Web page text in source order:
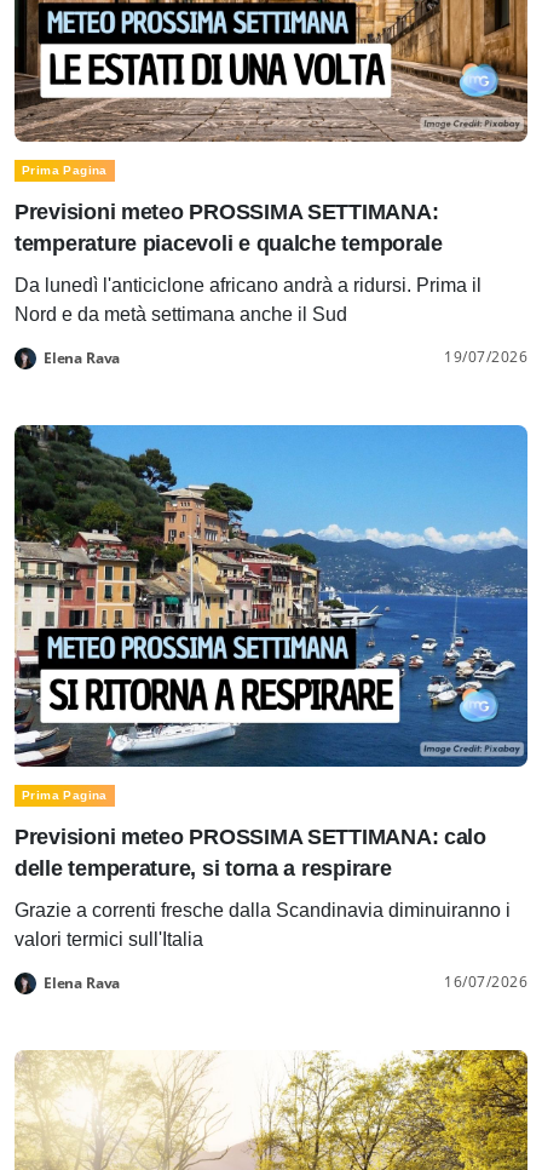
Prima Pagina
Previsioni meteo PROSSIMA SETTIMANA:
temperature piacevoli e qualche temporale
Da lunedì l'anticiclone africano andrà a ridursi. Prima il
Nord e da metà settimana anche il Sud
Elena Rava 19/07/2026
Prima Pagina
Previsioni meteo PROSSIMA SETTIMANA: calo
delle temperature, si torna a respirare
Grazie a correnti fresche dalla Scandinavia diminuiranno i
valori termici sull'Italia
Elena Rava 16/07/2026